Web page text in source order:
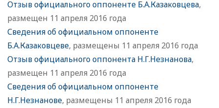
Отзыв официального оппоненте Б.А.Казаковцева,
размещен 11 апреля 2016 года
Сведения об официальном оппоненте
Б.А.Казаковцеве, размещены 11 апреля 2016 года
Отзыв официального оппонента Н.Г.Незнанова,
размещен 11 апреля 2016 года
Сведения об официальном оппоненте
Н.Г.Незнанове, размещены 11 апреля 2016 года